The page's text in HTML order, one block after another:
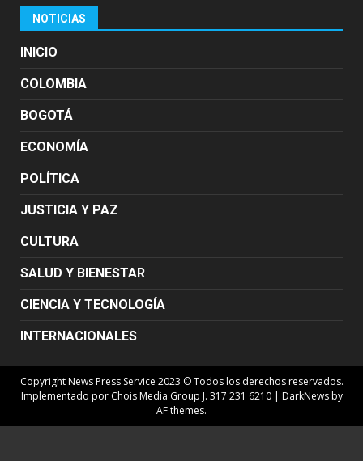
NOTICIAS
INICIO
COLOMBIA
BOGOTÁ
ECONOMÍA
POLÍTICA
JUSTICIA Y PAZ
CULTURA
SALUD Y BIENESTAR
CIENCIA Y TECNOLOGÍA
INTERNACIONALES
Copyright News Press Service 2023 © Todos los derechos reservados.
Implementado por Chois Media Group J. 317 231 6210 | DarkNewsby
AF themes.